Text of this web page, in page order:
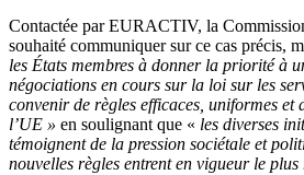
Contactée par EURACTIV, la
souhaité communiquer sur ce cas précis,
les États membres à donner la priorité à
négociations en cours sur la loi sur les
convenir de règles efficaces, uniformes et
l’UE » en soulignant que « les diverses
témoignent de la pression sociétale et
nouvelles règles entrent en vigueur le